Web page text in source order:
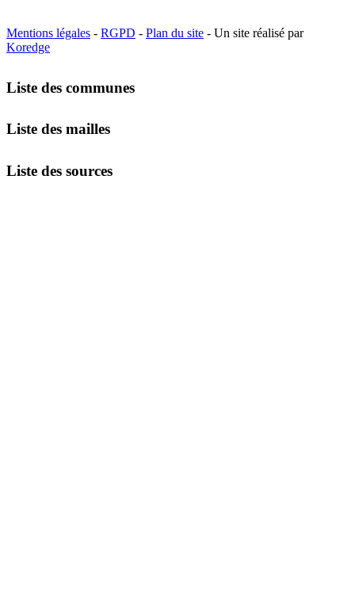
Mentions légales - RGPD - Plan du site - Un site réalisé par
Koredge
Liste des communes
Liste des mailles
Liste des sources